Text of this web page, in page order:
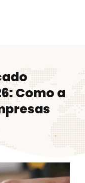
Como a